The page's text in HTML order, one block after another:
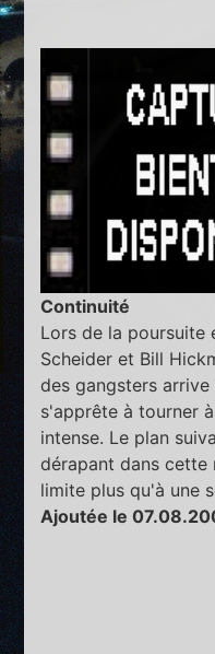
Continuité
Lors de la poursuite
Scheider et Bill
des gangsters
s'apprête à tourner
intense. Le plan
dérapant dans cette
limite plus qu'à une
Ajoutée le